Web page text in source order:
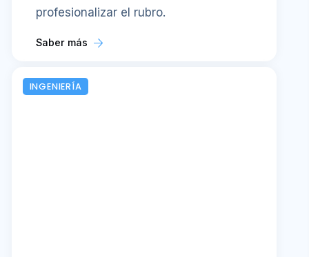
profesionalizar el rubro.
Saber más
INGENIERÍA